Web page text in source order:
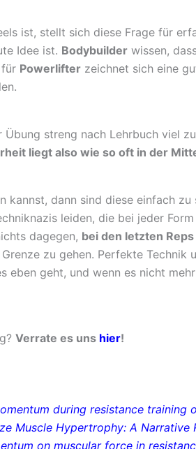
ist, stellt sich diese Frage für
Idee ist. Bodybuilder wissen,
Powerlifter zeichnet sich eine
streng nach Lehrbuch viel
liegt also wie so oft in der
dann sind diese einfach
leiden, die bei jeder
dagegen, bei den letzten Reps
zu gehen. Perfekte
geht, und wenn es nicht
Verrate es uns hier!
during resistance
Muscle Hypertrophy: A Narrative
on muscular force in